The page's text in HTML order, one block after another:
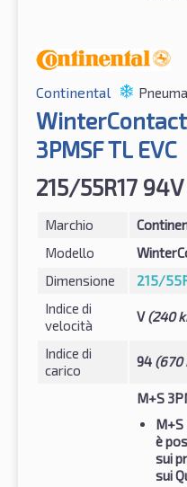
Continental
WinterContact
3PMSF TL EVC
215/55R17 94V
Marchio
Modello
Dimensione
215/
Indice di
velocità
V(240
Indice di
carico
94 (670
M+S
M+S
è
sui
sui